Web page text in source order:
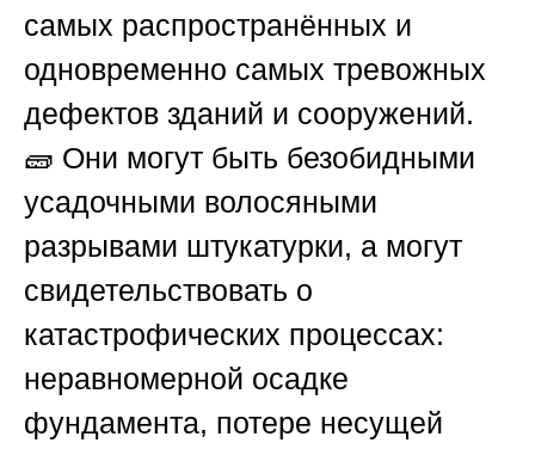
самых распространённых и
одновременно самых тревожных
дефектов зданий и сооружений.
🧱 Они могут быть безобидными
усадочными волосяными
разрывами штукатурки, а могут
свидетельствовать о
катастрофических процессах:
неравномерной осадке
фундамента, потере несущей